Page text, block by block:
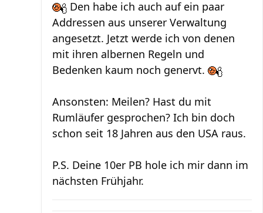
Den habe ich auch auf ein paar
Addressen aus unserer Verwaltung
angesetzt. Jetzt werde ich von denen
mit ihren albernen Regeln und
Bedenken kaum noch genervt.
Ansonsten: Meilen? Hast du mit
Rumläufer gesprochen? Ich bin doch
schon seit 18 Jahren aus den USA raus.
P.S. Deine 10er PB hole ich mir dann im
nächsten Frühjahr.